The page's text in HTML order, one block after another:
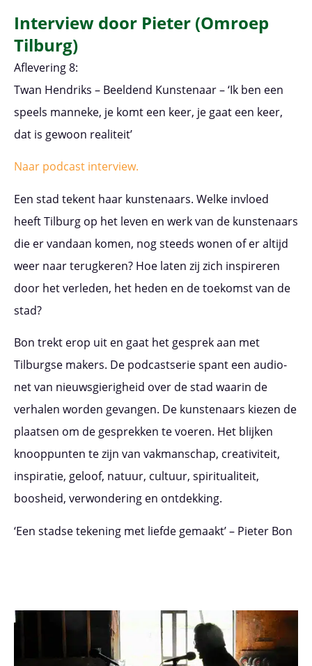
Interview door Pieter (Omroep
Tilburg)
Aflevering 8:
Twan Hendriks – Beeldend Kunstenaar – ‘Ik ben een
speels manneke, je komt een keer, je gaat een keer,
dat is gewoon realiteit’
Naar podcast interview.
Een stad tekent haar kunstenaars. Welke invloed
heeft Tilburg op het leven en werk van de kunstenaars
die er vandaan komen, nog steeds wonen of er altijd
weer naar terugkeren? Hoe laten zij zich inspireren
door het verleden, het heden en de toekomst van de
stad?
Bon trekt erop uit en gaat het gesprek aan met
Tilburgse makers. De podcastserie spant een audio-
net van nieuwsgierigheid over de stad waarin de
verhalen worden gevangen. De kunstenaars kiezen de
plaatsen om de gesprekken te voeren. Het blijken
knooppunten te zijn van vakmanschap, creativiteit,
inspiratie, geloof, natuur, cultuur, spiritualiteit,
boosheid, verwondering en ontdekking.
‘Een stadse tekening met liefde gemaakt’ – Pieter Bon